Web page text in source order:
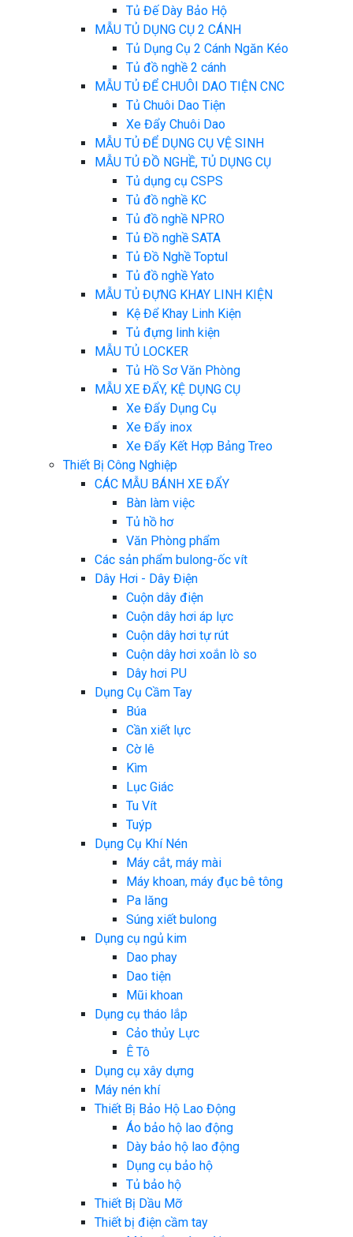
Tủ Đế Dày Bảo Hộ
MẪU TỦ DỤNG CỤ 2 CÁNH
Tủ Dụng Cụ 2 Cánh Ngăn Kéo
Tủ đồ nghề 2 cánh
MẪU TỦ ĐỂ CHUÔI DAO TIỆN CNC
Tủ Chuôi Dao Tiện
Xe Đẩy Chuôi Dao
MẪU TỦ ĐỂ DỤNG CỤ VỆ SINH
MẪU TỦ ĐỒ NGHỀ, TỦ DỤNG CỤ
Tủ dụng cụ CSPS
Tủ đồ nghề KC
Tủ đồ nghề NPRO
Tủ Đồ nghề SATA
Tủ Đồ Nghề Toptul
Tủ đồ nghề Yato
MẪU TỦ ĐỰNG KHAY LINH KIỆN
Kệ Để Khay Linh Kiện
Tủ đựng linh kiện
MẪU TỦ LOCKER
Tủ Hồ Sơ Văn Phòng
MẪU XE ĐẨY, KỆ DỤNG CỤ
Xe Đẩy Dụng Cụ
Xe Đẩy inox
Xe Đẩy Kết Hợp Bảng Treo
Thiết Bị Công Nghiệp
CÁC MẪU BÁNH XE ĐẨY
Bàn làm việc
Tủ hồ hơ
Văn Phòng phẩm
Các sản phẩm bulong-ốc vít
Dây Hơi - Dây Điện
Cuộn dây điện
Cuộn dây hơi áp lực
Cuộn dây hơi tự rút
Cuộn dây hơi xoắn lò so
Dây hơi PU
Dụng Cụ Cầm Tay
Búa
Cần xiết lực
Cờ lê
Kìm
Lục Giác
Tu Vít
Tuýp
Dụng Cụ Khí Nén
Máy cắt, máy mài
Máy khoan, máy đục bê tông
Pa lăng
Súng xiết bulong
Dụng cụ ngủ kim
Dao phay
Dao tiện
Mũi khoan
Dụng cụ tháo lắp
Cảo thủy Lực
Ê Tô
Dụng cụ xây dựng
Máy nén khí
Thiết Bị Bảo Hộ Lao Động
Áo bảo hộ lao động
Dày bảo hộ lao động
Dụng cụ bảo hộ
Tủ bảo hộ
Thiết Bị Dầu Mỡ
Thiết bị điện cầm tay